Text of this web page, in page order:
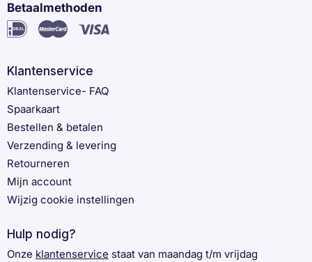
Betaalmethoden
Klantenservice
Klantenservice- FAQ
Spaarkaart
Bestellen & betalen
Verzending & levering
Retourneren
Mijn account
Wijzig cookie instellingen
Hulp nodig?
Onze klantenservice staat van maandag t/m vrijdag